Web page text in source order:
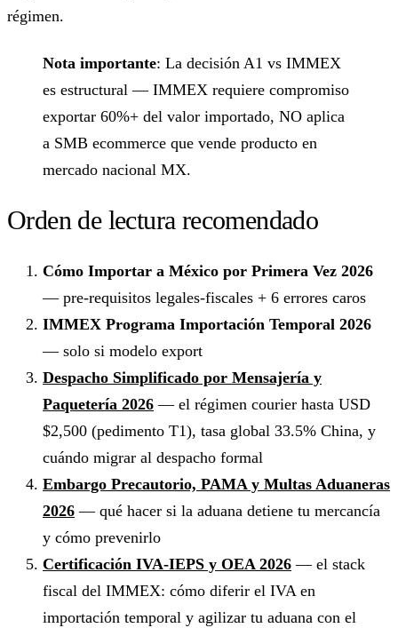
régimen.
Nota importante: La decisión A1 vs IMMEX
es estructural — IMMEX requiere compromiso
exportar 60%+ del valor importado, NO aplica
a SMB ecommerce que vende producto en
mercado nacional MX.
Orden de lectura recomendado
Cómo Importar a México por Primera Vez 2026
— pre-requisitos legales-fiscales + 6 errores caros
IMMEX Programa Importación Temporal 2026
— solo si modelo export
Despacho Simplificado por Mensajería y
Paquetería 2026 — el régimen courier hasta USD
$2,500 (pedimento T1), tasa global 33.5% China, y
cuándo migrar al despacho formal
Embargo Precautorio, PAMA y Multas Aduaneras
2026 — qué hacer si la aduana detiene tu mercancía
y cómo prevenirlo
Certificación IVA-IEPS y OEA 2026 — el stack
fiscal del IMMEX: cómo diferir el IVA en
importación temporal y agilizar tu aduana con el